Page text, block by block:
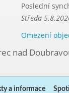
Poslední
Středa
Omezení
nad
a informace